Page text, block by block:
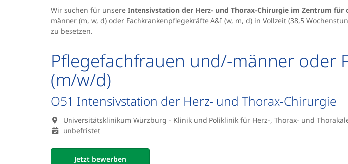
Pflegefachfrauen und/-männer oder
(m/w/d)
O51 Intensivstation der Herz- und Thorax-Chirurgie
Universitätsklinikum Würzburg - Klinik und Poliklinik für Herz-, Thorax- und
unbefristet
Jetzt bewerben
Wir suchen für unsere Intensivstation der Herz- und Thorax-Chirurgie im Zentrum für
männer (m, w, d) oder Fachkrankenpflegekräfte A&I (w, m, d) in Vollzeit (38,5
zu besetzen.